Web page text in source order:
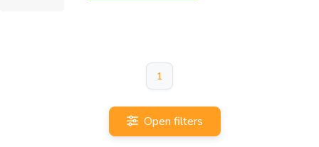
1
Open filters